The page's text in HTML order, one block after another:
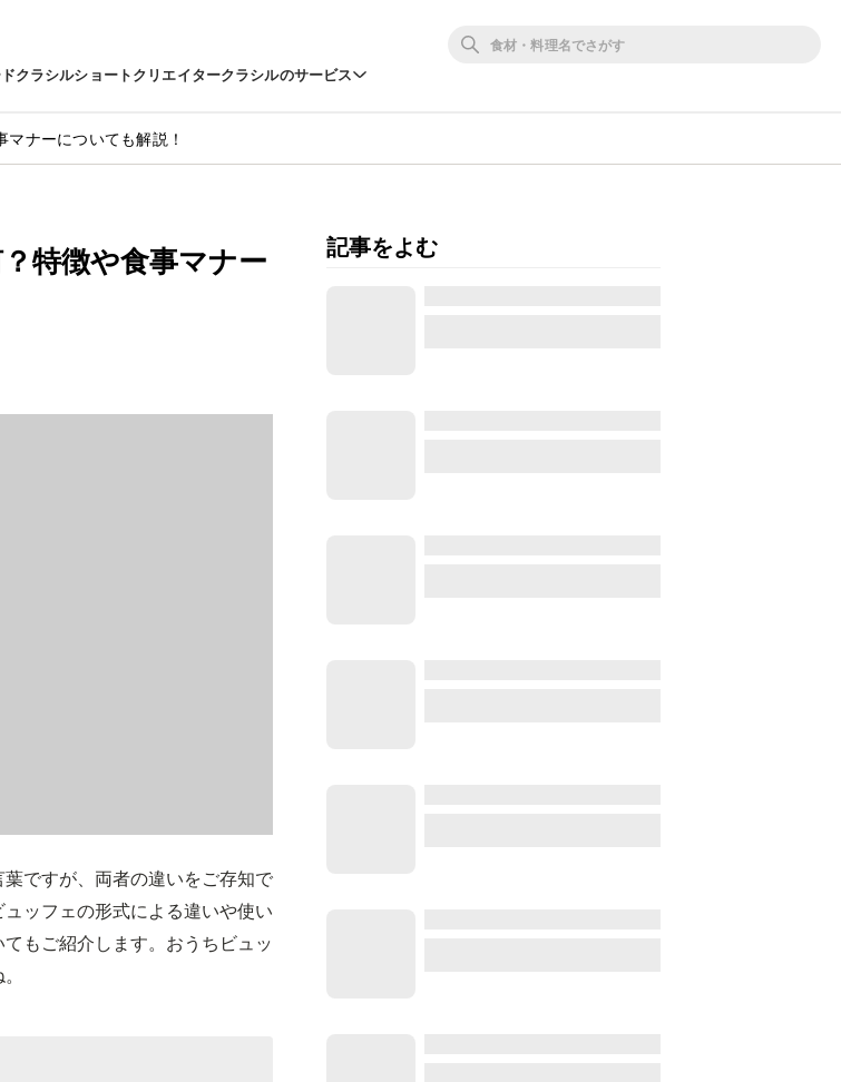
クラシルショートクリエイタークラシルのサービス
ナーについても解説！
特徴や食事マナー
ですが、両者の違いをご存知で
ッフェの形式による違いや使い
もご紹介します。おうちビュッ
記事をよむ